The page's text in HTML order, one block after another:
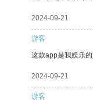
2024-09-21
游客
这款app是我娱乐
2024-09-21
游客